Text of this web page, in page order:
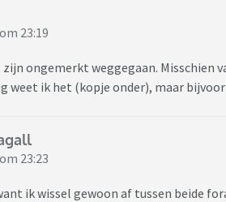
om 23:19
ongemerkt weggegaan. Misschien
weet ik het (kopje onder), maar
om 23:23
ik wissel gewoon af tussen beide